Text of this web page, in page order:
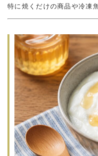
特に焼くだけの商品や冷凍